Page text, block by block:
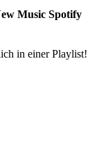
Music Spotify
in einer Playlist!